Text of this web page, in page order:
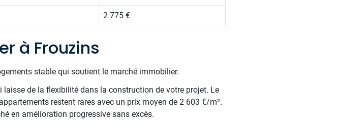
2 775 €
à Frouzins
stable qui soutient le marché immobilier.
de la flexibilité dans la construction de votre projet. Le
restent rares avec un prix moyen de 2 603 €/m².
en amélioration progressive sans excès.